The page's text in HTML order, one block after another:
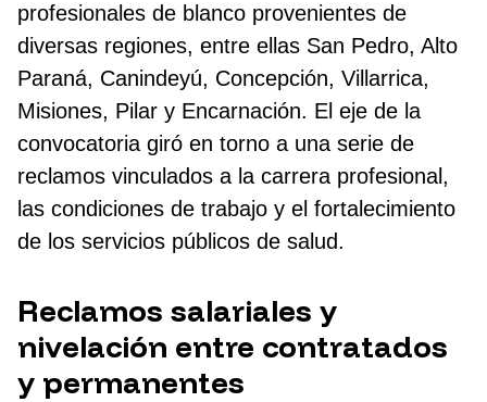
profesionales de blanco provenientes de
diversas regiones, entre ellas San Pedro, Alto
Paraná, Canindeyú, Concepción, Villarrica,
Misiones, Pilar y Encarnación. El eje de la
convocatoria giró en torno a una serie de
reclamos vinculados a la carrera profesional,
las condiciones de trabajo y el fortalecimiento
de los servicios públicos de salud.
Reclamos salariales y
nivelación entre contratados
y permanentes